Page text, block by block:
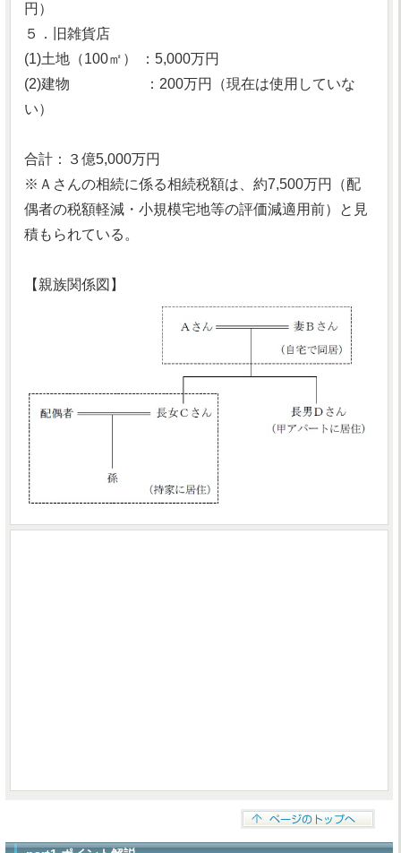
円）
５．旧雑貨店
(1)土地（100㎡） ：5,000万円
(2)建物 ：200万円（現在は使用していな
い）
合計：３億5,000万円
※Ａさんの相続に係る相続税額は、約7,500万円（配
偶者の税額軽減・小規模宅地等の評価減適用前）と見
積もられている。
【親族関係図】